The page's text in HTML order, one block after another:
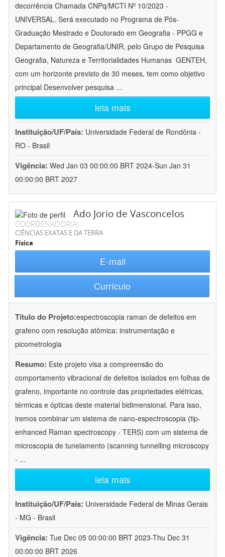
decorrência Chamada CNPq/MCTI Nº 10/2023 -
UNIVERSAL. Será executado no Programa de Pós-
Graduação Mestrado e Doutorado em Geografia - PPGG e
Departamento de Geografia/UNIR, pelo Grupo de Pesquisa
Geografia, Natureza e Territorialidades Humanas  GENTEH,
com um horizonte previsto de 30 meses, tem como objetivo
principal Desenvolver pesquisa ...
leia mais
Instituição/UF/País: Universidade Federal de Rondônia -
RO - Brasil
Vigência: Wed Jan 03 00:00:00 BRT 2024-Sun Jan 31
00:00:00 BRT 2027
Ado Jorio de Vasconcelos
COORDENADOR(A)
CIÊNCIAS EXATAS E DA TERRA
Física
E-mail
Currículo
Título do Projeto:espectroscopia raman de defeitos em
grafeno com resolução atômica: instrumentação e
picometrologia
Resumo: Este projeto visa a compreensão do
comportamento vibracional de defeitos isolados em folhas de
grafeno, importante no controle das propriedades elétricas,
térmicas e ópticas deste material bidimensional. Para isso,
iremos combinar um sistema de nano-espectroscopia (tip-
enhanced Raman spectroscopy - TERS) com um sistema de
microscopia de tunelamento (scanning tunnelling microscopy
- ...
leia mais
Instituição/UF/País: Universidade Federal de Minas Gerais
- MG - Brasil
Vigência: Tue Dec 05 00:00:00 BRT 2023-Thu Dec 31
00:00:00 BRT 2026